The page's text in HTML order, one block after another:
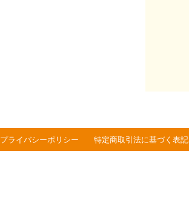
プライバシーポリシー 特定商取引法に基づく表記